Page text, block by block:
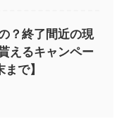
？終了間近の現
えるキャンペー
で】